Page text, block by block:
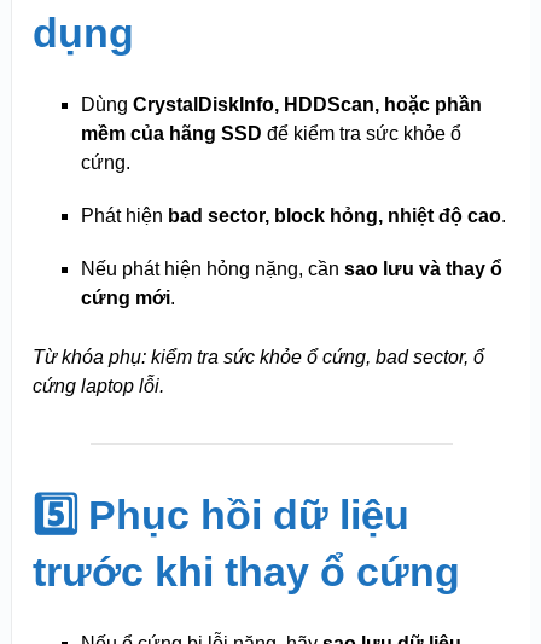
dụng
Dùng CrystalDiskInfo, HDDScan, hoặc phần
mềm của hãng SSD để kiểm tra sức khỏe ổ
cứng.
Phát hiện bad sector, block hỏng, nhiệt độ cao.
Nếu phát hiện hỏng nặng, cần sao lưu và thay ổ
cứng mới.
Từ khóa phụ: kiểm tra sức khỏe ổ cứng, bad sector, ổ
cứng laptop lỗi.
5️⃣ Phục hồi dữ liệu
trước khi thay ổ cứng